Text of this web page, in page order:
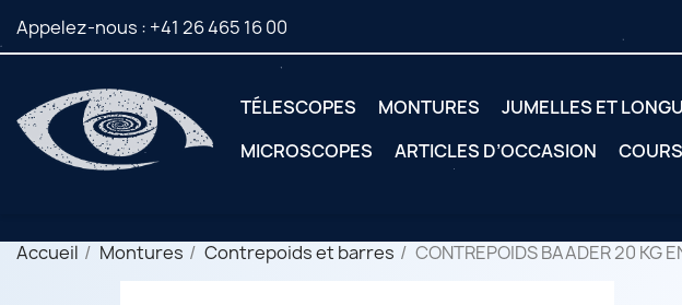
Appelez-nous : +41 26 465 16 00
TÉLESCOPES MONTURES JUMELLES ET
MICROSCOPES
ARTICLES D’OCCASION
Accueil Montures Contrepoids et barres CONTREPOIDS BAADER 20 KG